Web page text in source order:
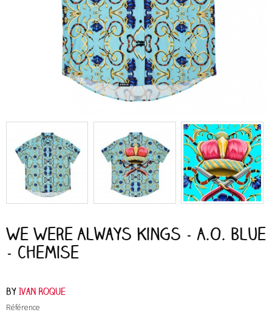
We Were Always Kings - A.O. Blue
- Chemise
byIvan Roque
Référence